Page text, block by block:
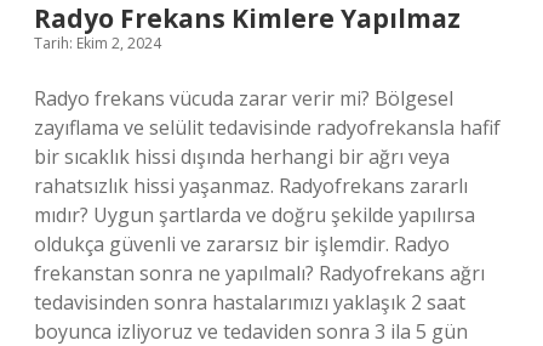
Radyo Frekans Kimlere Yapılmaz
Tarih: Ekim 2, 2024
Radyo frekans vücuda zarar verir mi? Bölgesel
zayıflama ve selülit tedavisinde radyofrekansla hafif
bir sıcaklık hissi dışında herhangi bir ağrı veya
rahatsızlık hissi yaşanmaz. Radyofrekans zararlı
mıdır? Uygun şartlarda ve doğru şekilde yapılırsa
oldukça güvenli ve zararsız bir işlemdir. Radyo
frekanstan sonra ne yapılmalı? Radyofrekans ağrı
tedavisinden sonra hastalarımızı yaklaşık 2 saat
boyunca izliyoruz ve tedaviden sonra 3 ila 5 gün